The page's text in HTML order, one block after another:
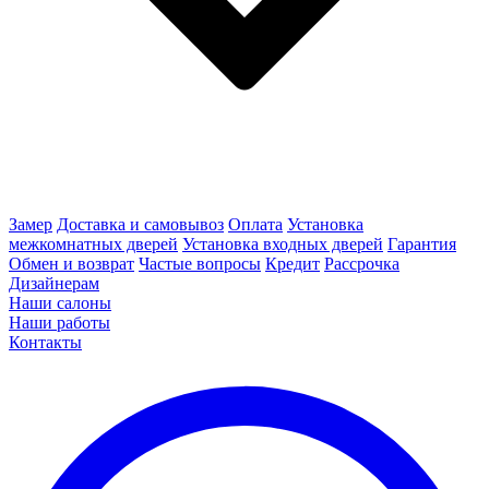
Замер Доставка и самовывоз Оплата Установка
межкомнатных дверей Установка входных дверей Гарантия
Обмен и возврат Частые вопросы Кредит Рассрочка
Дизайнерам
Наши салоны
Наши работы
Контакты